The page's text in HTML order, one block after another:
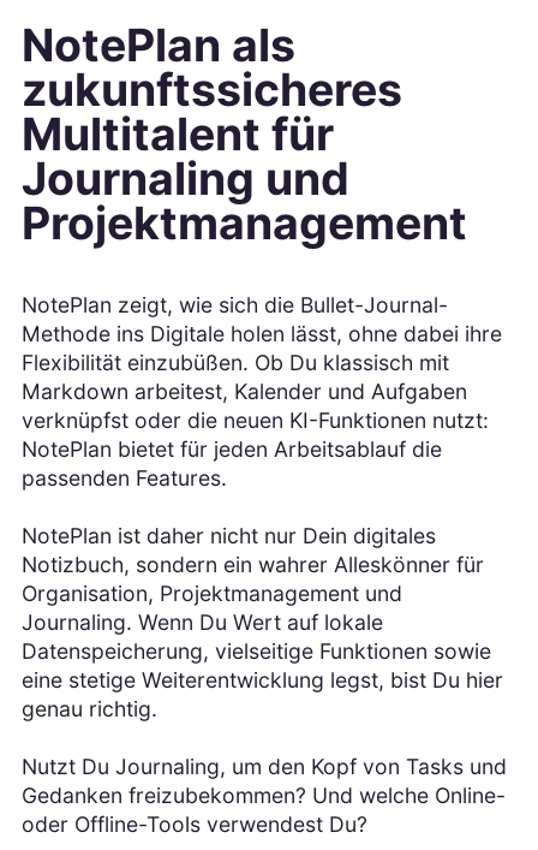
NotePlan als
zukunftssicheres
Multitalent für
Journaling und
Projektmanagement
NotePlan zeigt, wie sich die Bullet-Journal-
Methode ins Digitale holen lässt, ohne dabei ihre
Flexibilität einzubüßen. Ob Du klassisch mit
Markdown arbeitest, Kalender und Aufgaben
verknüpfst oder die neuen KI-Funktionen nutzt:
NotePlan bietet für jeden Arbeitsablauf die
passenden Features.
NotePlan ist daher nicht nur Dein digitales
Notizbuch, sondern ein wahrer Alleskönner für
Organisation, Projektmanagement und
Journaling. Wenn Du Wert auf lokale
Datenspeicherung, vielseitige Funktionen sowie
eine stetige Weiterentwicklung legst, bist Du hier
genau richtig.
Nutzt Du Journaling, um den Kopf von Tasks und
Gedanken freizubekommen? Und welche Online-
oder Offline-Tools verwendest Du?